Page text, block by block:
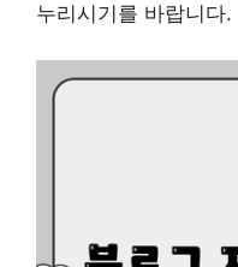
누리시기를 바랍니다.